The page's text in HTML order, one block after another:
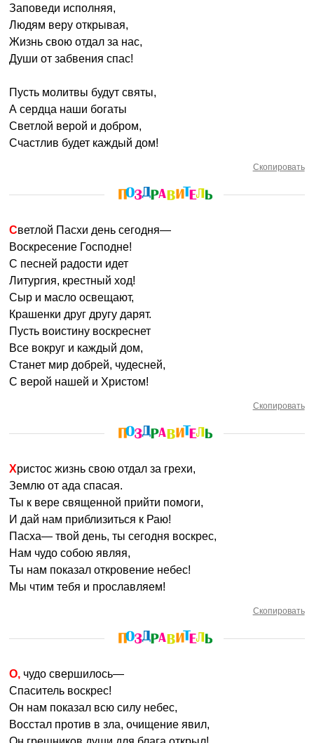
Заповеди исполняя,
Людям веру открывая,
Жизнь свою отдал за нас,
Души от забвения спас!
Пусть молитвы будут святы,
А сердца наши богаты
Светлой верой и добром,
Счастлив будет каждый дом!
Скопировать
Светлой Пасхи день сегодня—
Воскресение Господне!
С песней радости идет
Литургия, крестный ход!
Сыр и масло освещают,
Крашенки друг другу дарят.
Пусть воистину воскреснет
Все вокруг и каждый дом,
Станет мир добрей, чудесней,
С верой нашей и Христом!
Скопировать
Христос жизнь свою отдал за грехи,
Землю от ада спасая.
Ты к вере священной прийти помоги,
И дай нам приблизиться к Раю!
Пасха— твой день, ты сегодня воскрес,
Нам чудо собою являя,
Ты нам показал откровение небес!
Мы чтим тебя и прославляем!
Скопировать
О, чудо свершилось—
Спаситель воскрес!
Он нам показал всю силу небес,
Восстал против в зла, очищение явил,